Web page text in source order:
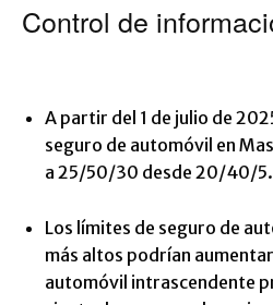
Control de
A partir del 1 de julio de
seguro de automóvil en
a 25/50/30 desde 20/40/5.
Los límites de seguro de
más altos podrían
automóvil intrascendente